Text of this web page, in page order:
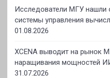
Исследователи МГУ нашли
системы управления
01.08.2026
XCENA выводит на рынок
наращивания мощностей
31.07.2026